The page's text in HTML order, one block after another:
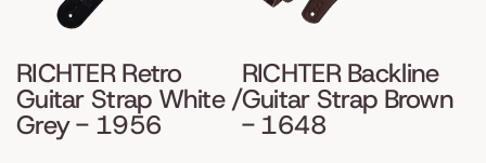
RICHTER Retro
Guitar Strap White /
Grey - 1956
RICHTER Backline
Guitar Strap Brown
- 1648